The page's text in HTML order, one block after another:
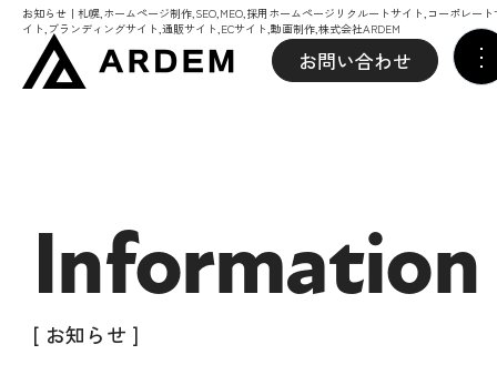
お知らせ｜札幌,ホームページ制作,SEO,MEO,採用ホームページリクルートサイト,コーポレート
イト,ブランディングサイト,通販サイト,ECサイト,動画制作,株式会社ARDEM
お問い合わせ
Information
[ お知らせ ]